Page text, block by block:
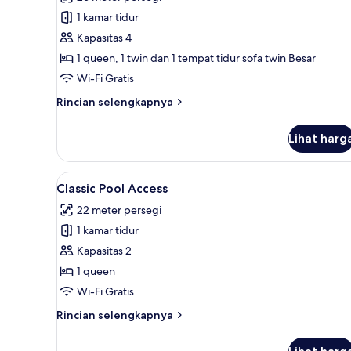
Quads
Premier
1 kamar tidur
Kapasitas 4
1 queen, 1 twin dan 1 tempat tidur sofa twin Besar
Wi-Fi Gratis
Rincian selengkapnya
Rincian
Quads
Premier
Lihat
Lihat
semua
foto
untuk
Classic
Pool
Access
Classic Pool Access |
4
Classic Pool Access
22 meter persegi
1 kamar tidur
Kapasitas 2
1 queen
Wi-Fi Gratis
Rincian selengkapnya
Rincian